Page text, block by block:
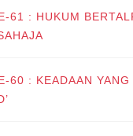
61 : HUKUM
60 : KEADAAN YANG